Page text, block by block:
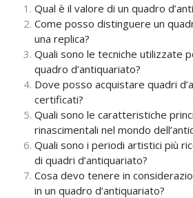
Qual è il valore di un quadro
Come posso distinguere un
una replica?
Quali sono le tecniche utilizzate
quadro d’antiquariato?
Dove posso acquistare quadri
certificati?
Quali sono le caratteristiche
rinascimentali nel mondo
Quali sono i periodi artistici più
di quadri d’antiquariato?
Cosa devo tenere in
in un quadro d’antiquariato?